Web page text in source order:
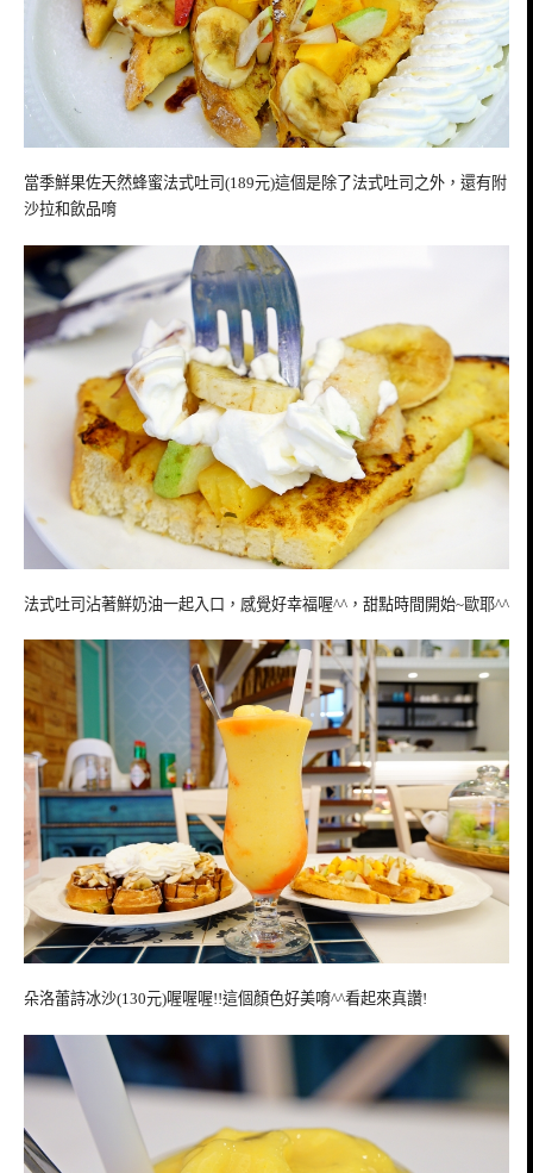
當季鮮果佐天然蜂蜜法式吐司(189元)這個是除了法式吐司之外，還有附
沙拉和飲品唷
法式吐司沾著鮮奶油一起入口，感覺好幸福喔^^，甜點時間開始~歐耶^^
朵洛蕾詩冰沙(130元)喔喔喔!!這個顏色好美唷^^看起來真讚!